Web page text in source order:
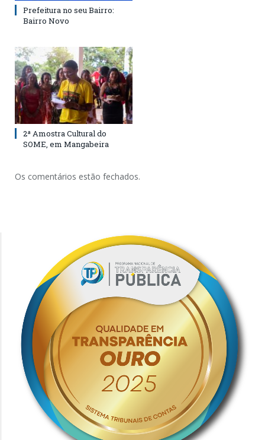
Prefeitura no seu Bairro:
Bairro Novo
2ª Amostra Cultural do
SOME, em Mangabeira
Os comentários estão fechados.